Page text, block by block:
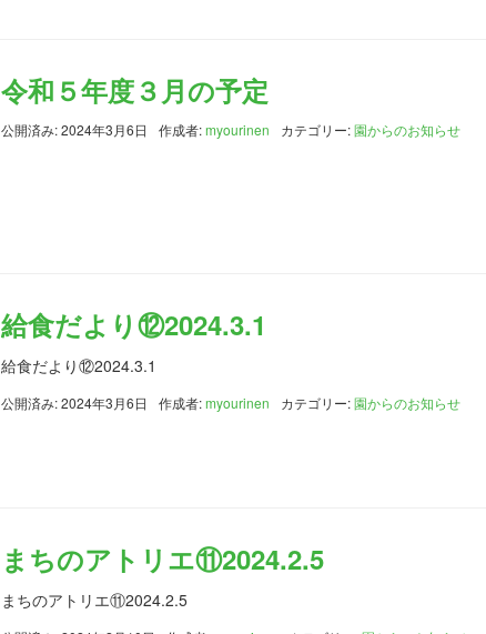
令和５年度３月の予定
公開済み: 2024年3月6日 作成者:myourinen カテゴリー:園からのお知らせ
給食だより⑫2024.3.1
給食だより⑫2024.3.1
公開済み: 2024年3月6日 作成者:myourinen カテゴリー:園からのお知らせ
まちのアトリエ⑪2024.2.5
まちのアトリエ⑪2024.2.5